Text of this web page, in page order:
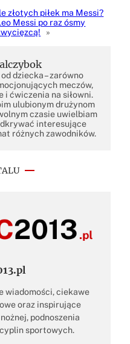
złotych piłek ma Messi?
Messi po raz ósmy
»
dziecka – zarówno
meczów,
i ćwiczenia na siłowni.
ulubionym drużynom
czasie uwielbiam
interesujące
różnych zawodników.
wiadomości, ciekawe
oraz inspirujące
podnoszenia
sportowych.